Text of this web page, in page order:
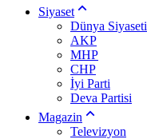
Siyaset
Dünya Siyaseti
AKP
MHP
CHP
İyi Parti
Deva Partisi
Magazin
Televizyon